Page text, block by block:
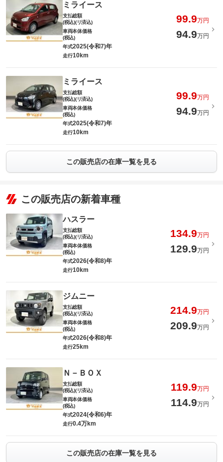
ミライース
支払総額
(税込)(リ済込)
99.9万円
車両本体価格
(税込)
94.9万円
年式2025(令和7)年
走行10km
ミライース
支払総額
(税込)(リ済込)
99.9万円
車両本体価格
(税込)
94.9万円
年式2025(令和7)年
走行10km
この販売店の在庫一覧を見る
この販売店の新着車種
ハスラー
支払総額
(税込)(リ済込)
134.9万円
車両本体価格
(税込)
129.9万円
年式2026(令和8)年
走行10km
ジムニー
支払総額
(税込)(リ済込)
214.9万円
車両本体価格
(税込)
209.9万円
年式2026(令和8)年
走行25km
Ｎ－ＢＯＸ
支払総額
(税込)(リ済込)
119.9万円
車両本体価格
(税込)
114.9万円
年式2024(令和6)年
走行0.4万km
この販売店の在庫一覧を見る